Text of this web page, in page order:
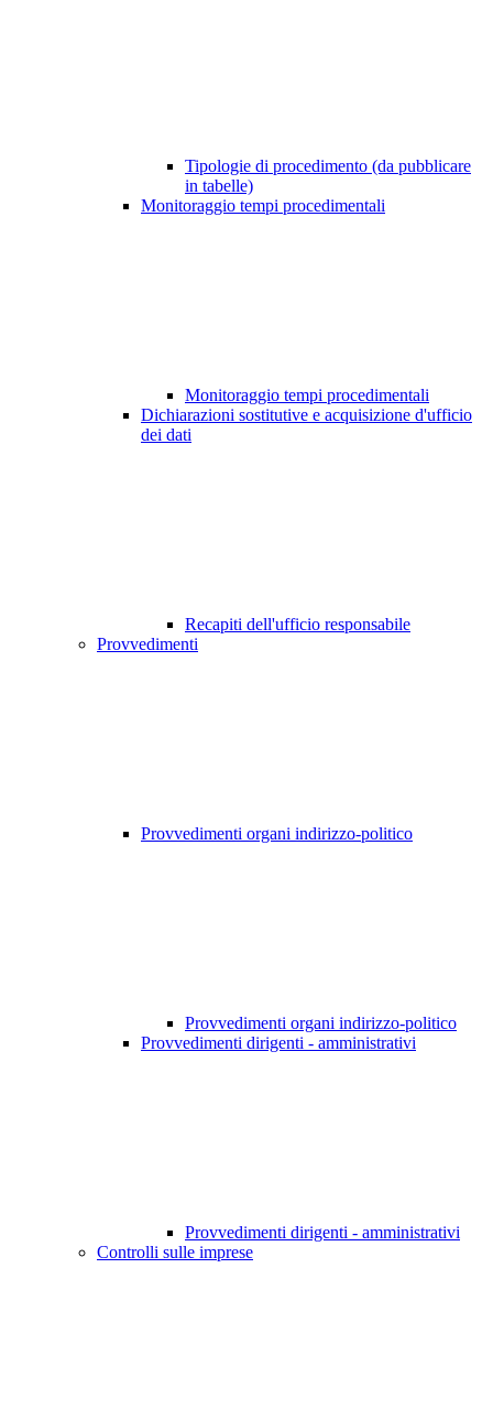
Tipologie di procedimento (da pubblicare
in tabelle)
Monitoraggio tempi procedimentali
Monitoraggio tempi procedimentali
Dichiarazioni sostitutive e acquisizione d'ufficio
dei dati
Recapiti dell'ufficio responsabile
Provvedimenti
Provvedimenti organi indirizzo-politico
Provvedimenti organi indirizzo-politico
Provvedimenti dirigenti - amministrativi
Provvedimenti dirigenti - amministrativi
Controlli sulle imprese